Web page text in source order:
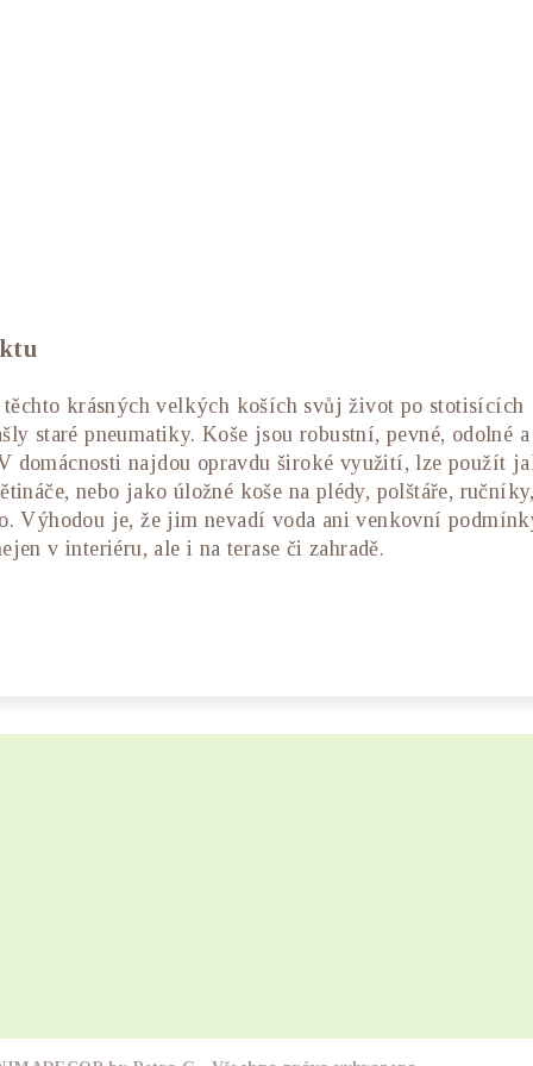
těchto krásných velkých koších svůj život po stotisících
staré pneumatiky. Koše jsou robustní, pevné, odolné a
domácnosti najdou opravdu široké využití, lze použít
nebo jako úložné koše na plédy, polštáře,
Výhodou je, že jim nevadí voda ani venkovní
v interiéru, ale i na terase či zahradě.